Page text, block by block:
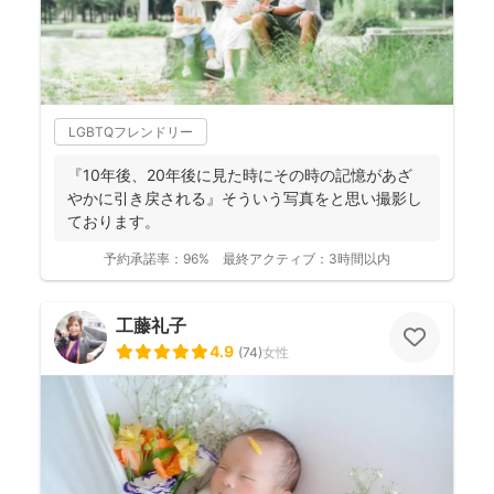
LGBTQフレンドリー
『10年後、20年後に見た時にその時の記憶があざ
やかに引き戻される』そういう写真をと思い撮影し
ております。
予約承諾率： 96% 最終アクティブ： 3時間以内
工藤礼子
4.9 (74)女性